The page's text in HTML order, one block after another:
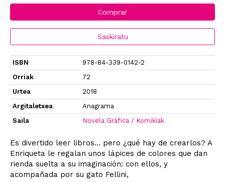
Comprar
Saskiratu
ISBN
978-84-339-0142-2
Orriak
72
Urtea
2018
Argitaletxea
Anagrama
Saila
Novela Gráfica / Komikiak
Es divertido leer libros... pero ¿qué hay de crearlos? A
Enriqueta le regalan unos lápices de colores que dan
rienda suelta a su imaginación: con ellos, y
acompañada por su gato Fellini,